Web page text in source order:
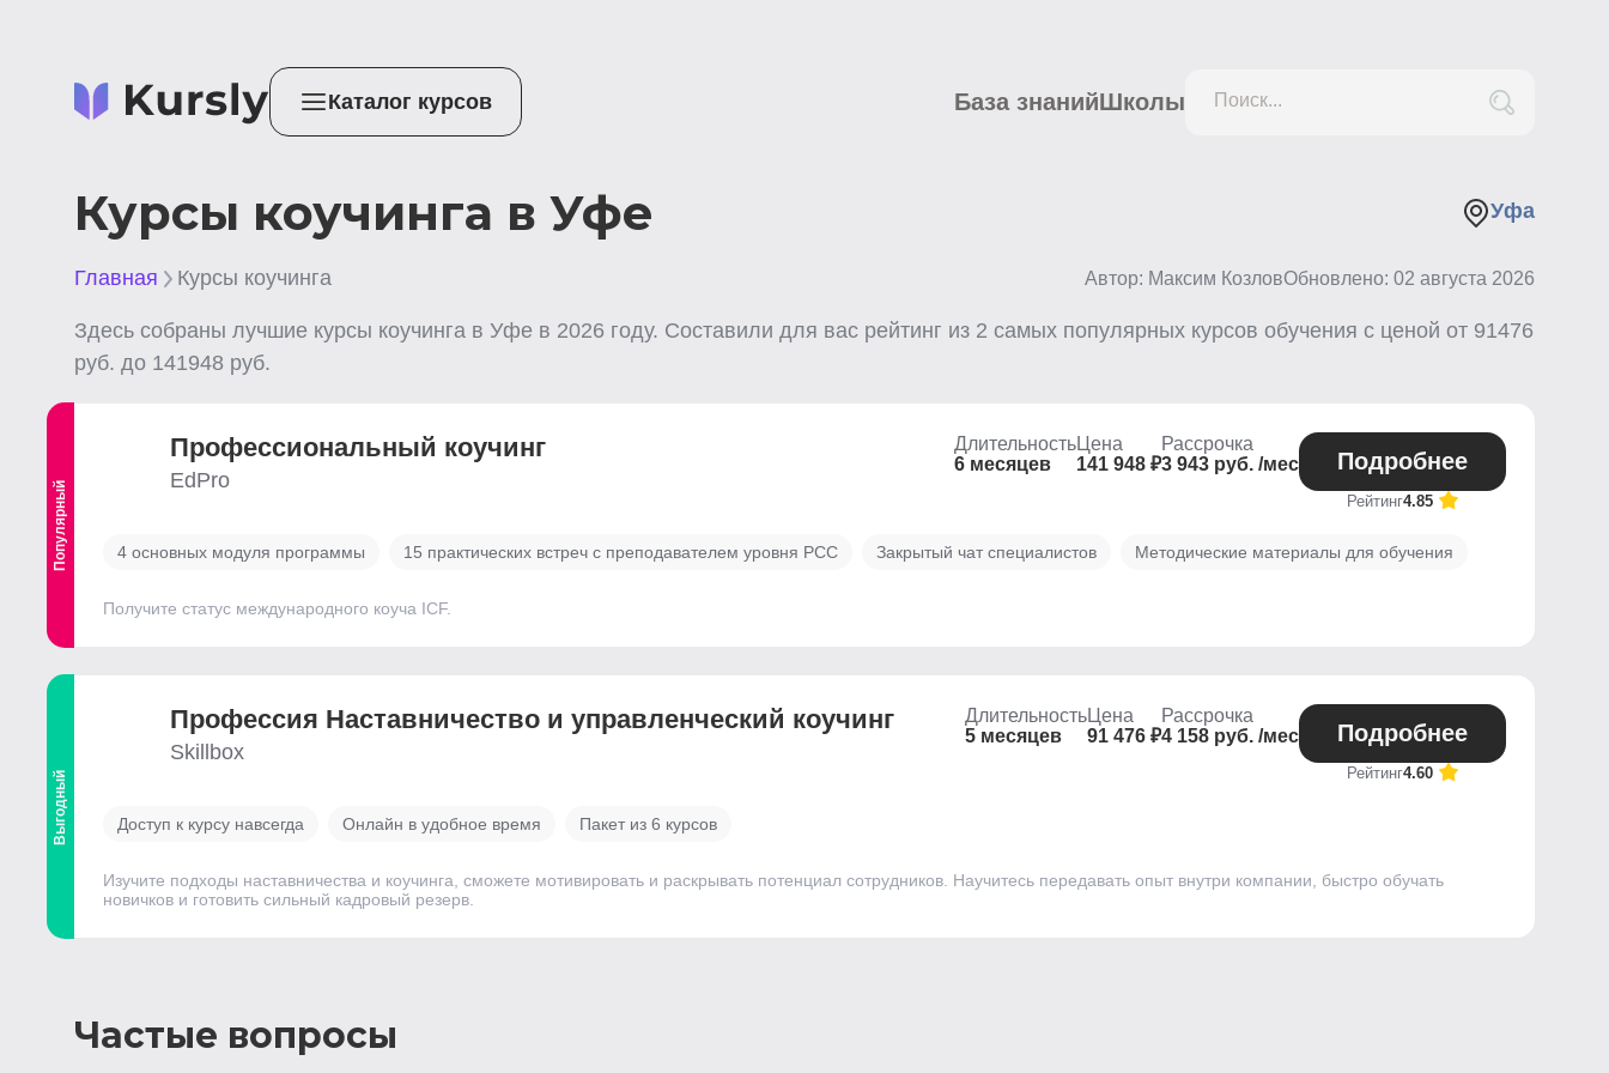
Каталог курсов База знанийШколы Поиск...
Курсы коучинга в Уфе Уфа
Главная Курсы коучинга Автор: Максим КозловОбновлено: 02 августа 2026
Здесь собраны лучшие курсы коучинга в Уфе в 2026 году. Составили для вас рейтинг из 2 самых популярных курсов обучения с ценой от 91476
руб. до 141948 руб.
Популярный
Профессиональный коучинг
EdPro
Длительность
6 месяцев
Цена
141 948 ₽
Рассрочка
3 943 руб. /мес
Подробнее
Рейтинг4.85
4 основных модуля программы 15 практических встреч с преподавателем уровня PCC Закрытый чат специалистов Методические материалы для обучения
Получите статус международного коуча ICF.
Выгодный
Профессия Наставничество и управленческий коучинг
Skillbox
Длительность
5 месяцев
Цена
91 476 ₽
Рассрочка
4 158 руб. /мес
Подробнее
Рейтинг4.60
Доступ к курсу навсегда Онлайн в удобное время Пакет из 6 курсов
Изучите подходы наставничества и коучинга, сможете мотивировать и раскрывать потенциал сотрудников. Научитесь передавать опыт внутри компании, быстро обучать
новичков и готовить сильный кадровый резерв.
Частые вопросы